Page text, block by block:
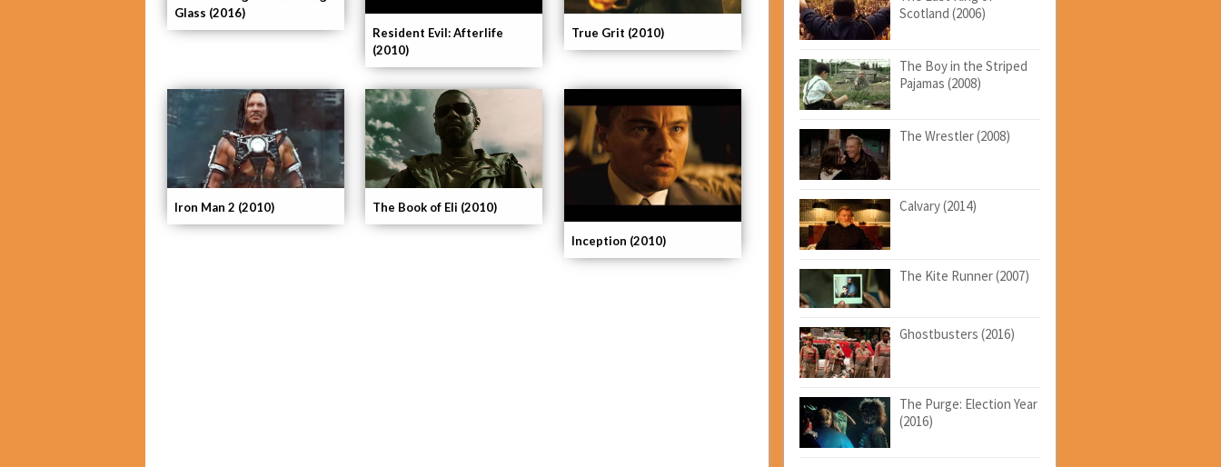
Glass (2016)
Inception (2010)
The Book of Eli (2010)
Iron Man 2 (2010)
True Grit (2010)
Resident Evil: Afterlife
(2010)
Scotland (2006)
The Boy in the Striped
Pajamas (2008)
The Wrestler (2008)
Calvary (2014)
The Kite Runner (2007)
Ghostbusters (2016)
The Purge: Election Year
(2016)